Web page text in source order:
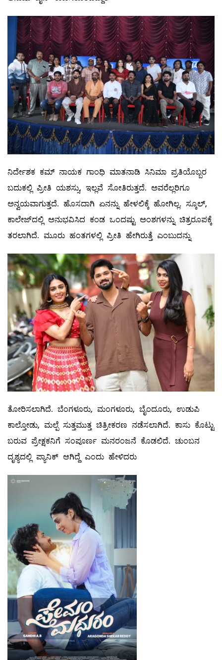
ನಿರ್ದೇಶಕ ಕಮ್ ನಾಯಕ ಗಾಂಧಿ ಮಾತನಾಡಿ ಸಿನಿಮಾ ಪ್ರತಿಯೊಬ್ಬರ
ಬದುಕಲ್ಲಿ ಪ್ರೀತಿ ಯಶಸ್ಸು, ಇಲ್ಲವೆ ಸೋತಿರುತ್ತದೆ. ಅವರೆಲ್ಲರಿಗೂ
ಅನ್ವಯವಾಗುತ್ತದೆ. ಹೊಸದಾಗಿ ಏನನ್ನು ಹೇಳಲಿಕ್ಕೆ ಹೋಗಿಲ್ಲ. ಸ್ಕೂಲ್,
ಕಾಲೇಜ್‍ದಲ್ಲಿ ಅನುಭವಿಸಿದ ಕಂಡ ಒಂದಷ್ಟು ಅಂಶಗಳನ್ನು ಚಿತ್ರರೂಪಕ್ಕೆ
ತರಲಾಗಿದೆ. ಮೂರು ಹಂತಗಳಲ್ಲಿ ಪ್ರೀತಿ ಹೇಗಿರುತ್ತೆ ಎಂಬುದನ್ನು
ತೋರಿಸಲಾಗಿದೆ. ಬೆಂಗಳೂರು, ಮಂಗಳೂರು, ಬೈಂದೂರು, ಉಡುಪಿ
ಕಾಲ್ತೋಡು, ಮಲ್ಪೆ ಸುತ್ತಮುತ್ತ ಚಿತ್ರೀಕರಣ ನಡೆಸಲಾಗಿದೆ. ಕಾಸು ಕೊಟ್ಟು
ಬರುವ ಪ್ರೇಕ್ಷಕನಿಗೆ ಸಂಪೂರ್ಣ ಮನರಂಜನೆ ಕೊಡಲಿದೆ. ಚುಂಬನ
ದೃಶ್ಯದಲ್ಲಿ ಪ್ಯಾನಿಕ್ ಆಗಿದ್ದೆ ಎಂದು ಹೇಳಿದರು